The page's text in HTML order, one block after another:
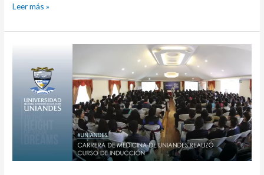
Leer más »
Medicina
UNIANDES
realizó